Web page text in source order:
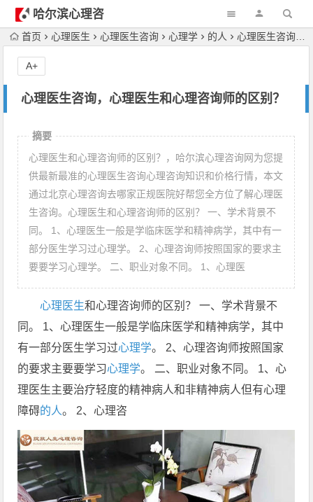
哈尔滨心理咨
询首页 心理医生 心理医生咨询 心理学 的人 心理医生咨询，心理医生和心理咨询师的区别？
心理医生咨询，心理医生和心理咨询师的区别？
A+
摘要
心理医生和心理咨询师的区别？，哈尔滨心理咨询网为您提
供最新最准的心理医生咨询心理咨询知识和价格行情，本文
通过北京心理咨询去哪家正规医院好帮您全方位了解心理医
生咨询。心理医生和心理咨询师的区别？ 一、学术背景不
同。 1、心理医生一般是学临床医学和精神病学，其中有一
部分医生学习过心理学。 2、心理咨询师按照国家的要求主
要要学习心理学。 二、职业对象不同。 1、心理医
心理医生和心理咨询师的区别？ 一、学术背景不
同。 1、心理医生一般是学临床医学和精神病学，其中
有一部分医生学习过心理学。 2、心理咨询师按照国家
的要求主要要学习心理学。 二、职业对象不同。 1、心
理医生主要治疗轻度的精神病人和非精神病人但有心理
障碍的人。 2、心理咨